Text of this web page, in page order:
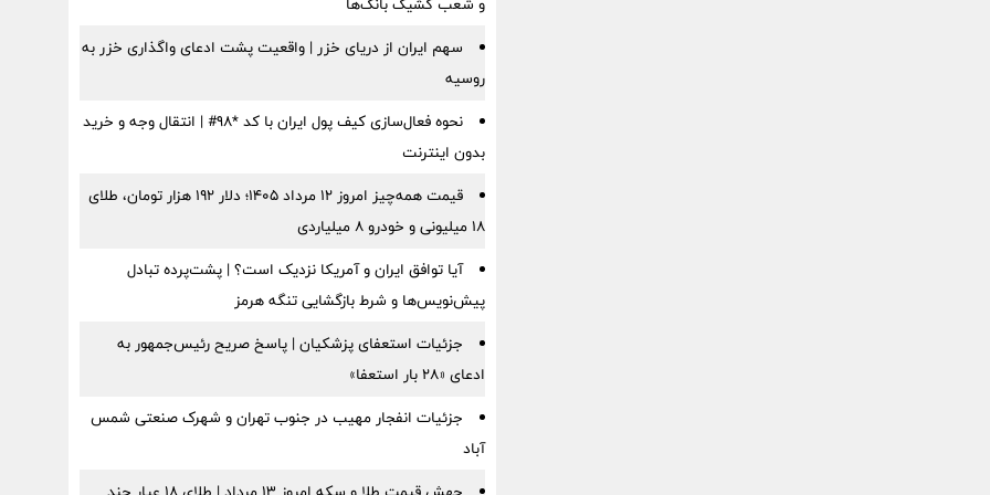
سهم ایران از دریای خزر | واقعیت پشت ادعای واگذاری خزر به
روسیه
نحوه فعال‌سازی کیف پول ایران با کد *98# | انتقال وجه و خرید
بدون اینترنت
قیمت همه‌چیز امروز ۱۲ مرداد ۱۴۰۵؛ دلار ۱۹۲ هزار تومان، طلای
۱۸ میلیونی و خودرو ۸ میلیاردی
آیا توافق ایران و آمریکا نزدیک است؟ | پشت‌پرده تبادل
پیش‌نویس‌ها و شرط بازگشایی تنگه هرمز
جزئیات استعفای پزشکیان | پاسخ صریح رئیس‌جمهور به
ادعای «۲۸ بار استعفا»
جزئیات انفجار مهیب در جنوب تهران و شهرک صنعتی شمس
آباد